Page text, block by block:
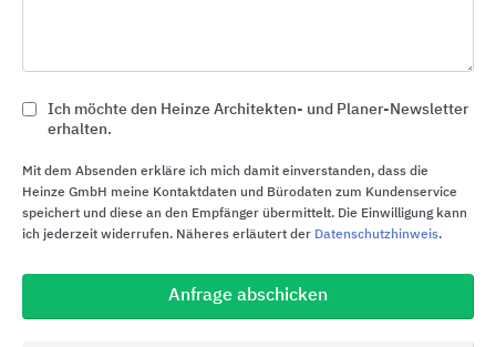
Dämmstoffe recycling- bzw. deponiefähig; sie
können wie Bauschutt entsorgt werden. Da
ISOVER die Mineralwolle-Rohstoffe überwiegend
aus Deutschland bezieht, wird zudem auf lange
Transportwege verzichtet. Ein weiteres Plus: Hohe
sorgen für wertvolle Platzeinsparungen bei
Lagerung und Transport. Anerkannte
Ich möchte den Heinze Architekten- und Planer-Newsletter
erhalten.
Mit dem Absenden erkläre ich mich damit einverstanden, dass die
Heinze GmbH meine Kontaktdaten und Bürodaten zum Kundenservice
speichert und diese an den Empfänger übermittelt. Die Einwilligung kann
ich jederzeit widerrufen. Näheres erläutert der Datenschutzhinweis.
Anfrage abschicken